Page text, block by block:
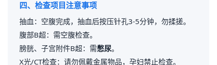
四、检查项目注意事项
抽血：空腹完成，抽血后按压针孔3-5分钟，勿揉搓。
腹部B超：需空腹检查。
膀胱、子宫附件B超：需憋尿。
X光/CT检查：请勿佩戴金属物品，孕妇禁止检查。